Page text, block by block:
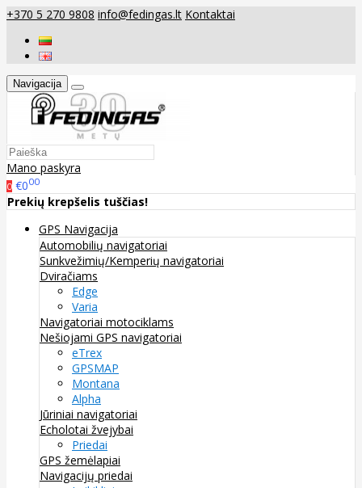
+370 5 270 9808 info@fedingas.lt Kontaktai
Navigacija
Mano paskyra
0 €000
Prekių krepšelis tuščias!
GPS Navigacija
Automobilių navigatoriai
Sunkvežimių/Kemperių navigatoriai
Dviračiams
Edge
Varia
Navigatoriai motociklams
Nešiojami GPS navigatoriai
eTrex
GPSMAP
Montana
Alpha
Jūriniai navigatoriai
Echolotai žvejybai
Priedai
GPS žemėlapiai
Navigacijų priedai